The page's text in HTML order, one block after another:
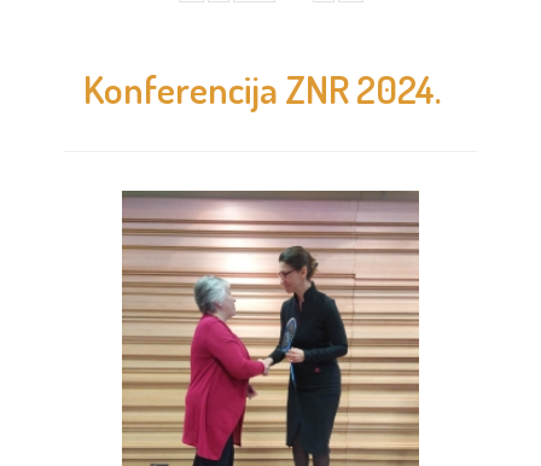
Konferencija ZNR 2024.